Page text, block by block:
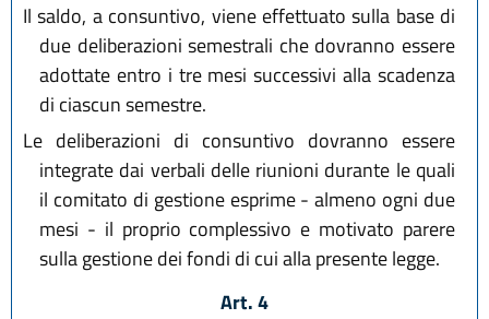
Il saldo, a consuntivo, viene effettuato sulla base di
due deliberazioni semestrali che dovranno essere
adottate entro i tre mesi successivi alla scadenza
di ciascun semestre.
Le deliberazioni di consuntivo dovranno essere
integrate dai verbali delle riunioni durante le quali
il comitato di gestione esprime - almeno ogni due
mesi - il proprio complessivo e motivato parere
sulla gestione dei fondi di cui alla presente legge.
Art. 4